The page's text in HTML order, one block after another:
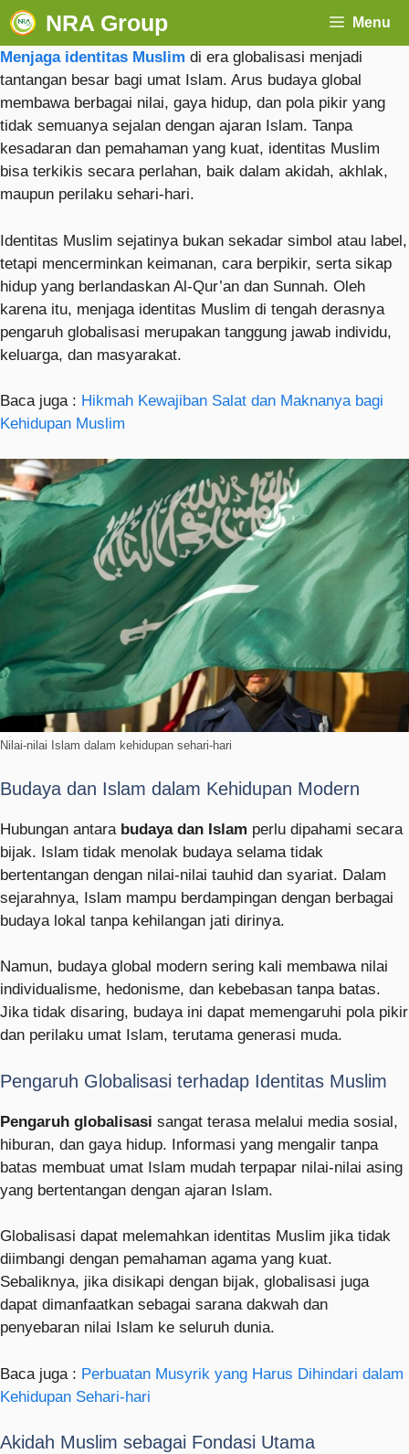
NRA Group Menu
Menjaga identitas Muslim di era globalisasi menjadi
tantangan besar bagi umat Islam. Arus budaya global
membawa berbagai nilai, gaya hidup, dan pola pikir yang
tidak semuanya sejalan dengan ajaran Islam. Tanpa
kesadaran dan pemahaman yang kuat, identitas Muslim
bisa terkikis secara perlahan, baik dalam akidah, akhlak,
maupun perilaku sehari-hari.
Identitas Muslim sejatinya bukan sekadar simbol atau label,
tetapi mencerminkan keimanan, cara berpikir, serta sikap
hidup yang berlandaskan Al-Qur’an dan Sunnah. Oleh
karena itu, menjaga identitas Muslim di tengah derasnya
pengaruh globalisasi merupakan tanggung jawab individu,
keluarga, dan masyarakat.
Baca juga : Hikmah Kewajiban Salat dan Maknanya bagi
Kehidupan Muslim
Nilai-nilai Islam dalam kehidupan sehari-hari
Budaya dan Islam dalam Kehidupan Modern
Hubungan antara budaya dan Islam perlu dipahami secara
bijak. Islam tidak menolak budaya selama tidak
bertentangan dengan nilai-nilai tauhid dan syariat. Dalam
sejarahnya, Islam mampu berdampingan dengan berbagai
budaya lokal tanpa kehilangan jati dirinya.
Namun, budaya global modern sering kali membawa nilai
individualisme, hedonisme, dan kebebasan tanpa batas.
Jika tidak disaring, budaya ini dapat memengaruhi pola pikir
dan perilaku umat Islam, terutama generasi muda.
Pengaruh Globalisasi terhadap Identitas Muslim
Pengaruh globalisasi sangat terasa melalui media sosial,
hiburan, dan gaya hidup. Informasi yang mengalir tanpa
batas membuat umat Islam mudah terpapar nilai-nilai asing
yang bertentangan dengan ajaran Islam.
Globalisasi dapat melemahkan identitas Muslim jika tidak
diimbangi dengan pemahaman agama yang kuat.
Sebaliknya, jika disikapi dengan bijak, globalisasi juga
dapat dimanfaatkan sebagai sarana dakwah dan
penyebaran nilai Islam ke seluruh dunia.
Baca juga : Perbuatan Musyrik yang Harus Dihindari dalam
Kehidupan Sehari-hari
Akidah Muslim sebagai Fondasi Utama